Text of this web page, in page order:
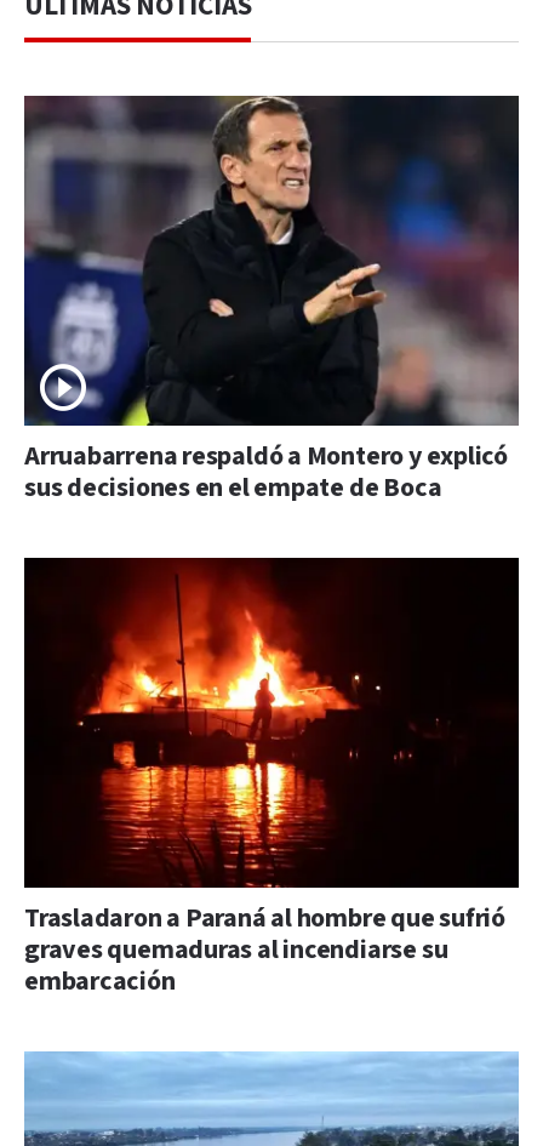
Arruabarrena respaldó a Montero y explicó
sus decisiones en el empate de Boca
Trasladaron a Paraná al hombre que sufrió
graves quemaduras al incendiarse su
embarcación